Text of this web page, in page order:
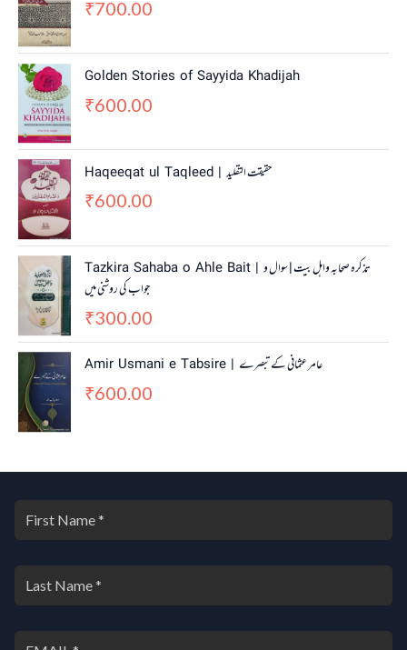
₹700.00
Golden Stories of Sayyida Khadijah
₹600.00
Haqeeqat ul Taqleed | حقیقت التقلید
₹600.00
Tazkira Sahaba o Ahle Bait | تذکرہ صحابہ واہل بیت | سوال و
جواب کی روشنی میں
₹300.00
Amir Usmani e Tabsire | عامر عثمانی کے تبصرے
₹600.00